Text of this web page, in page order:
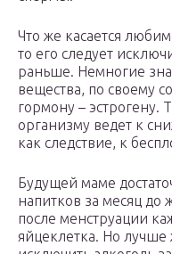
Что же касается
то его следует
раньше. Немногие
вещества, по своему
гормону – эстрогену.
организму ведет к
как следствие, к
Будущей маме
напитков за месяц до
после менструации
яйцеклетка. Но